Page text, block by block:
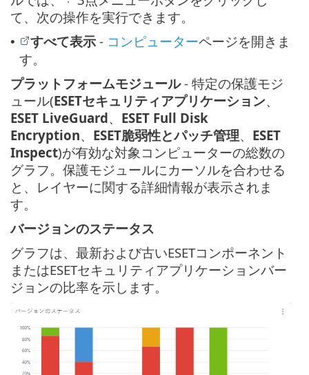
て、次の操作を実行できます。
• すべて表示 - コンピューターページを開きま
す。
プラットフォームモジュール- 特定の保護モジ
ュール(ESETセキュリティアプリケーション、
ESET LiveGuard、 ESET Full Disk
Encryption、 ESET脆弱性とパッチ管理、 ESET
Inspect)が有効な対象コンピューターの総数の
グラフ。保護モジュールにカーソルを合わせる
と、レイヤーに関する詳細情報が表示されま
す。
バージョンのステータス
グラフは、最新および古いESETコンポーネント
またはESETセキュリティアプリケーションバー
ジョンの比率を示します。